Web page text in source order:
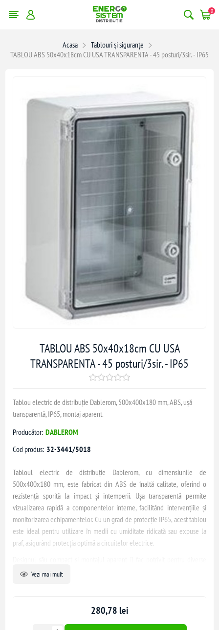
0
Acasa
Tablouri și siguranțe
TABLOU ABS 50x40x18cm CU USA TRANSPARENTA - 45 posturi/3sir. - IP65
TABLOU ABS 50x40x18cm CU USA
TRANSPARENTA - 45 posturi/3sir. - IP65
Tablou electric de distribuție Dablerom, 500x400x180 mm, ABS, ușă
transparentă, IP65, montaj aparent.
Producător: DABLEROM
Cod produs: 32-3441/5018
Tabloul electric de distribuție Dablerom, cu dimensiunile de
500x400x180 mm, este fabricat din ABS de înaltă calitate, oferind o
rezistență sporită la impact și intemperii. Ușa transparentă permite
vizualizarea rapidă a componentelor interne, facilitând intervențiile și
monitorizarea echipamentelor. Cu un grad de protecție IP65, acest tablou
este ideal pentru utilizare în medii cu umiditate ridicată sau expuse la
praf, asigurând protecția optimă a circuitelor electrice.
aplicații, atât în domeniul rezidențial, cât și în cel industrial. Culoarea gri
montarea facilă a aparatelor electrice, asigurând o organizare eficientă a
Vezi mai mult
280,78 lei